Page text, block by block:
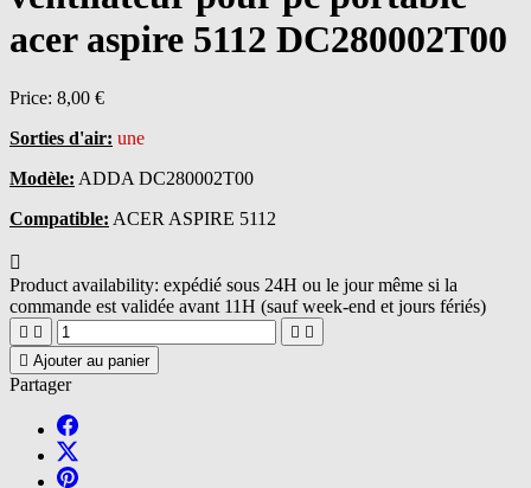
acer aspire 5112 DC280002T00
Price: 8,00 €
Sorties d'air: une
Modèle: ADDA DC280002T00
Compatible: ACER ASPIRE 5112

Product availability: expédié sous 24H ou le jour même si la
commande est validée avant 11H (sauf week-end et jours fériés)
   
 Ajouter au panier
Partager